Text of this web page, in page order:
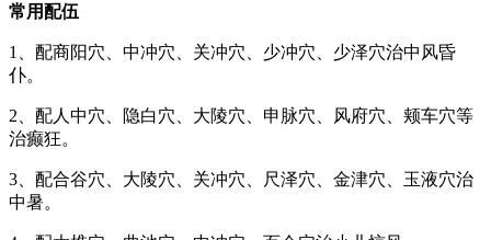
常用配伍
1、配商阳穴、中冲穴、关冲穴、少冲穴、少泽穴治中风昏
仆。
2、配人中穴、隐白穴、大陵穴、申脉穴、风府穴、颊车穴等
治癫狂。
3、配合谷穴、大陵穴、关冲穴、尺泽穴、金津穴、玉液穴治
中暑。